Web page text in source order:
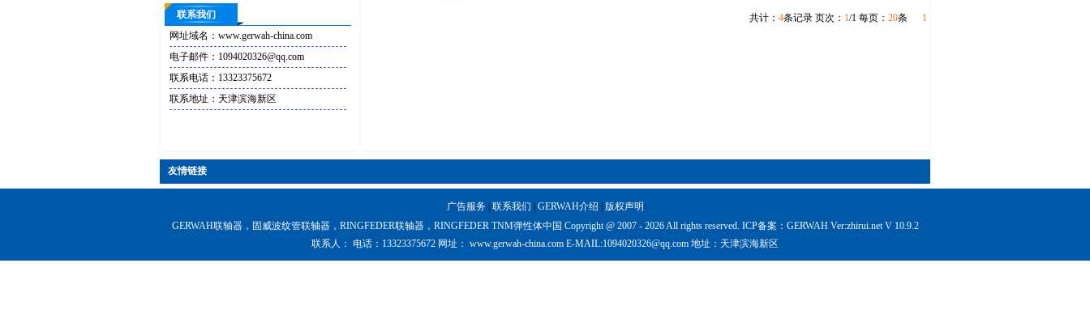
联系我们
网址域名：www.gerwah-china.com
电子邮件：1094020326@qq.com
联系电话：13323375672
联系地址：天津滨海新区
共计： 4条记录 页次： 1/1 每页： 20条 1
友情链接
广告服务| 联系我们 GERWAH介绍
版权声明
GERWAH联轴器，固威波纹管联轴器，RINGFEDER联轴器，RINGFEDER TNM弹性体中国 Copyright @ 2007 - 2026 All rights reserved. ICP备案：GERWAH Ver:zhirui.net V 10.9.2
联系人： 电话： 13323375672 网址： www.gerwah-china.com E-MAIL:1094020326@qq.com 地址： 天津滨海新区